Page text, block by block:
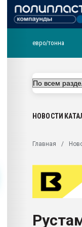
28.07.2026
Всё, что касается
Материал
Продам отходы
поликарбоната и АБС-
Armaloy PC/ABS-1IM
евро/тонна
НОВОСТИ
Главная